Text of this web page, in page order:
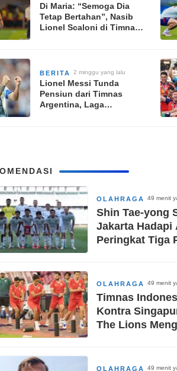
Di Maria: “Semoga Dia
Tetap Bertahan”, Nasib
Lionel Scaloni di Timnas
BERITA 2 minggu yang lalu
Lionel Messi Tunda
Pensiun dari Timnas
Argentina, Laga
OLAHRAGA 49 menit
Shin Tae-yong
Jakarta Hadapi
Peringkat Tiga
OLAHRAGA 49 menit
Timnas
Kontra
The Lions
OLAHRAGA 49 menit